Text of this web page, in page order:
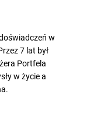
w
7 lat był
Portfela
w życie a